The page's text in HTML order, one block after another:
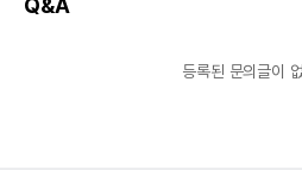
등록된 문의글이